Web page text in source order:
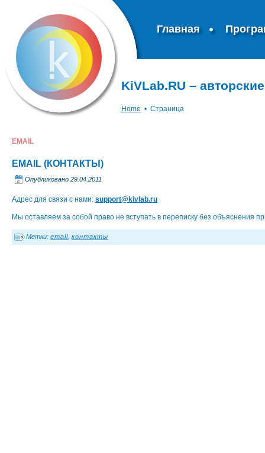
Главная
KiVLab.RU –
Home • Страница
EMAIL
EMAIL (КОНТАКТЫ)
Опубликовано 29.04.2011
Адрес для связи с нами: support@kivlab.ru
Мы оставляем за собой право не вступать в переписку без объяснения
Метки: email контакты